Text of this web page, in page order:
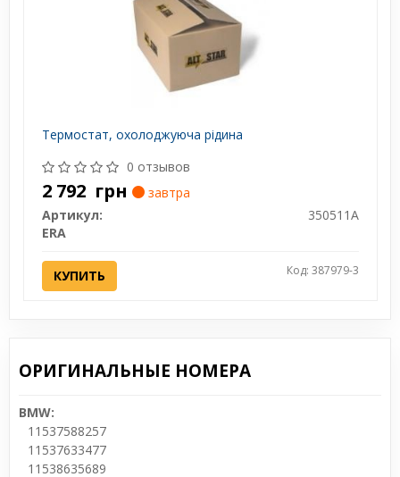
Термостат, охолоджуюча рідина
0 отзывов
2 792 грн
завтра
Артикул:
350511A
ERA
КУПИТЬ Код: 387979-3
ОРИГИНАЛЬНЫЕ НОМЕРА
BMW:
11537588257
11537633477
11538635689